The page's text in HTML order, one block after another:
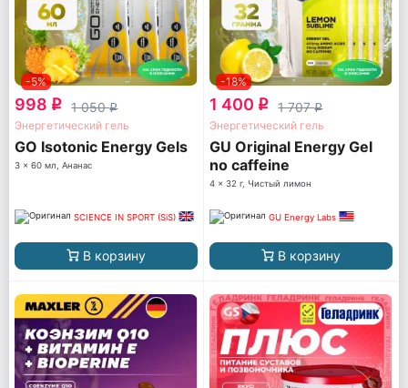
-5%
998 q 1 050q
Энергетический гель
GO Isotonic Energy Gels
3 x 60 мл, Ананас
SCIENCE IN SPORT (SiS)
В корзину
-18%
1 400 q 1 707q
Энергетический гель
GU Original Energy Gel
no caffeine
4 x 32 г, Чистый лимон
GU Energy Labs
В корзину